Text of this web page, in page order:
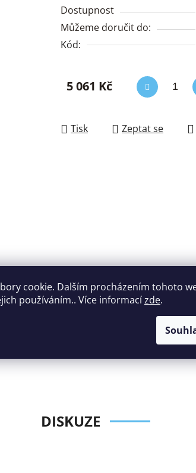
cookie. Dalším procházením tohoto
používáním.. Více informacízde.
Dostupnost
Můžeme doručit do:
Kód:
5 061 Kč
Tisk Zeptat se
Široký výběr
nábytku za
DISKUZE